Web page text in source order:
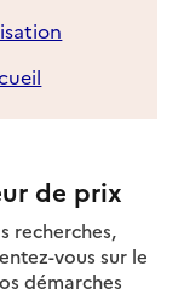
de prix
recherches,
vous sur le
démarches